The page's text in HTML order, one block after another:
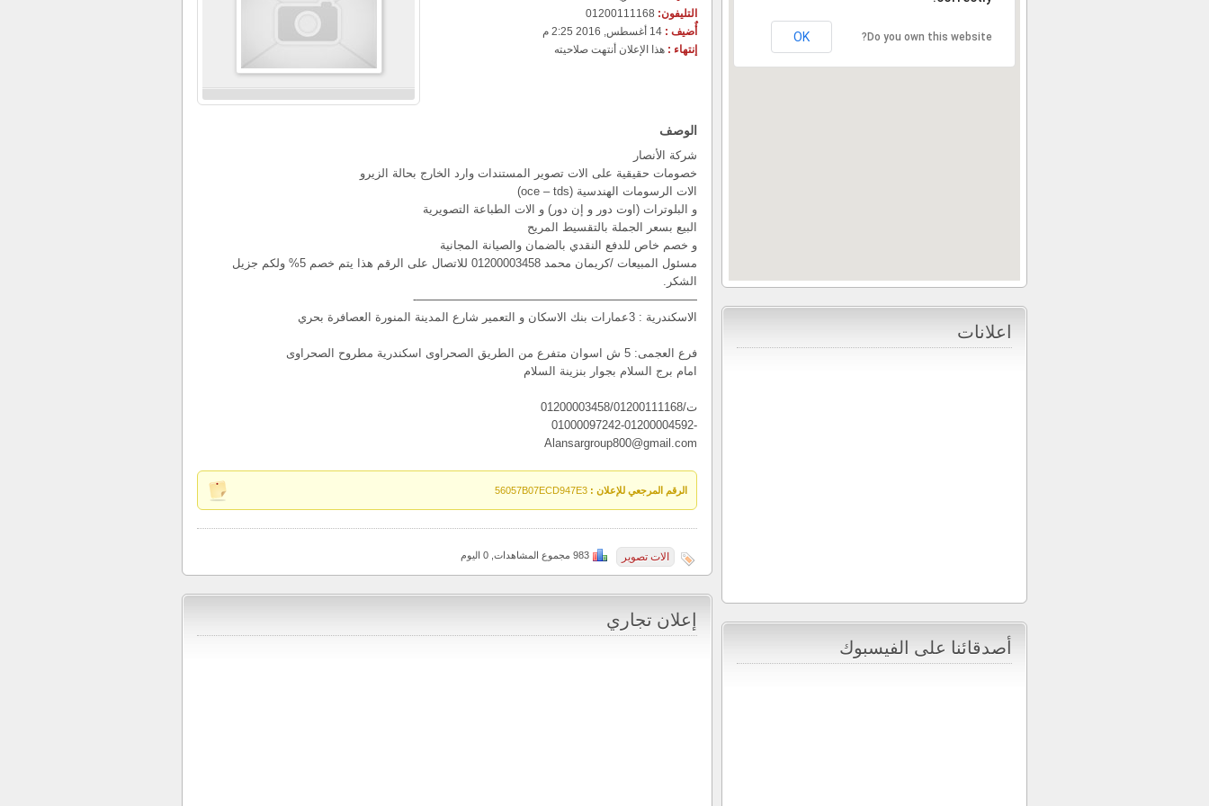
التليفون:
أٌضيف :
إنتهاء : هذا الإعلان أنتهت صلاحيته
الوصف
شركة الأنصار
خصومات حقيقية على الات تصوير المستندات وارد الخارج بحالة الزيرو
الات الرسومات الهندسية (oce – tds)
و البلوترات (اوت دور و إن دور) و الات الطباعة التصويرية
البيع بسعر الجملة بالتقسيط المريح
و خصم خاص للدفع النقدي بالضمان والصيانة المجانية
مسئول المبيعات /كريمان محمد 01200003458 للاتصال على الرقم هذا يتم خصم 5% ولكم جزيل
الشكر.
————————————————————————-
الاسكندرية : 3عمارات بنك الاسكان و التعمير شارع المدينة المنورة العصافرة بحري
فرع العجمى: 5 ش اسوان متفرع من الطريق الصحراوى اسكندرية مطروح الصحراوى
امام برج السلام بجوار بنزينة السلام
ت/01200003458/01200111168
-01000097242-01200004592
Alansargroup800@gmail.com
الرقم المرجعي للإعلان :
الات تصوير 983 مجموع المشاهدات, 0 اليوم
إعلان تجاري
Do you own this website?
OK
اعلانات
أصدقائنا على الفيسبوك